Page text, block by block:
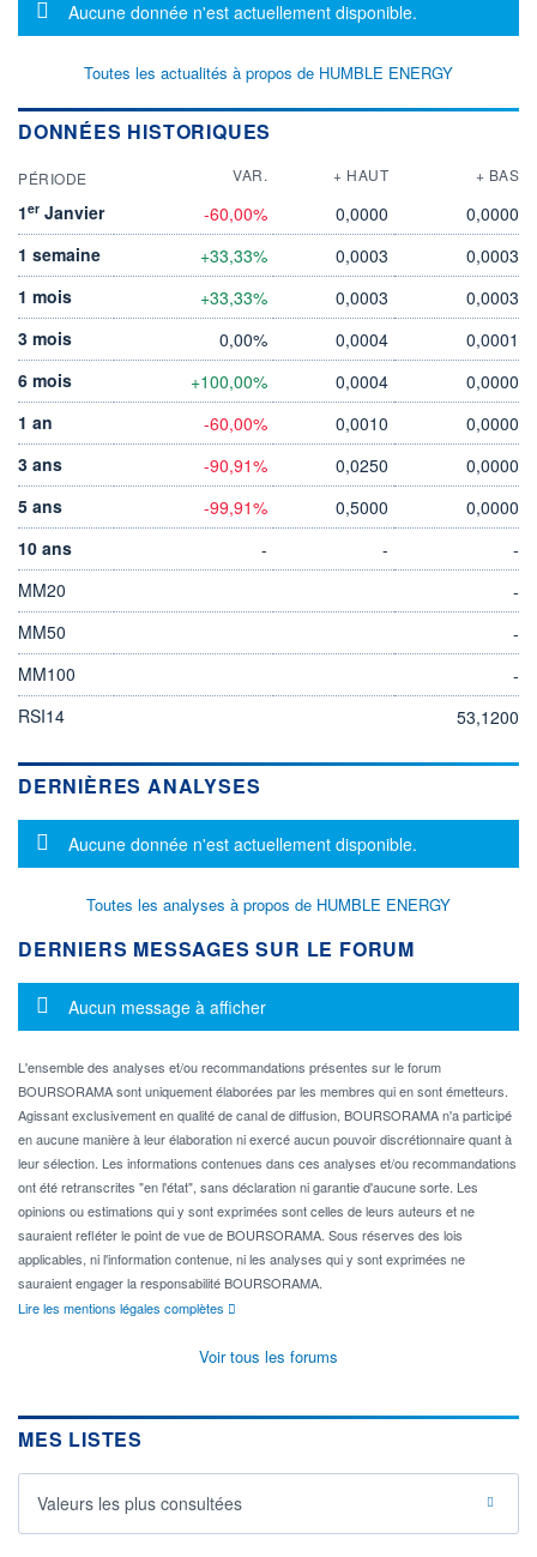
Message d'information
Aucune donnée n'est actuellement disponible.
Toutes les actualités à propos de HUMBLE ENERGY
DONNÉES HISTORIQUES
PÉRIODE VAR. + HAUT + BAS
1er Janvier -60,00% 0,0000
0,0000
1 semaine
+33,33% 0,0003
0,0003
1 mois
+33,33% 0,0003
0,0003
3 mois
0,00% 0,0004
0,0001
6 mois
+100,00% 0,0004
0,0000
1 an
-60,00% 0,0010
0,0000
3 ans
-90,91% 0,0250
0,0000
5 ans
-99,91% 0,5000
0,0000
10 ans
- -
-
MM20
-
MM50
-
MM100
-
RSI14
53,1200
DERNIÈRES ANALYSES
Message d'information
Aucune donnée n'est actuellement disponible.
Toutes les analyses à propos de HUMBLE ENERGY
DERNIERS MESSAGES SUR LE FORUM
Message d'information
Aucun message à afficher
L'ensemble des analyses et/ou recommandations présentes sur le forum
BOURSORAMA sont uniquement élaborées par les membres qui en sont émetteurs.
Agissant exclusivement en qualité de canal de diffusion, BOURSORAMA n'a participé
en aucune manière à leur élaboration ni exercé aucun pouvoir discrétionnaire quant à
leur sélection. Les informations contenues dans ces analyses et/ou recommandations
ont été retranscrites "en l'état", sans déclaration ni garantie d'aucune sorte. Les
opinions ou estimations qui y sont exprimées sont celles de leurs auteurs et ne
sauraient refléter le point de vue de BOURSORAMA. Sous réserves des lois
applicables, ni l'information contenue, ni les analyses qui y sont exprimées ne
sauraient engager la responsabilité BOURSORAMA.
Lire les mentions légales complètes
Voir tous les forums
MES LISTES
Valeurs les plus consultées